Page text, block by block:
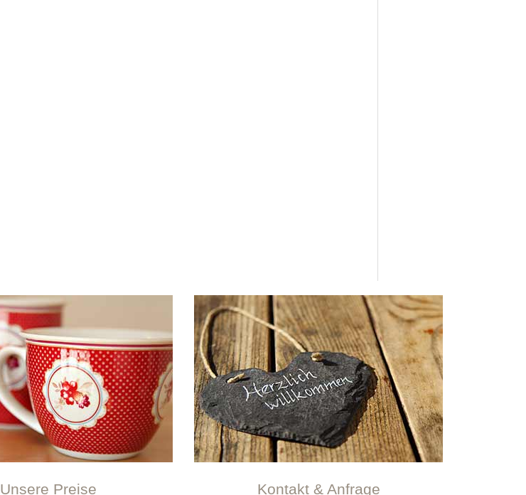
Unsere Preise Kontakt & Anfrage